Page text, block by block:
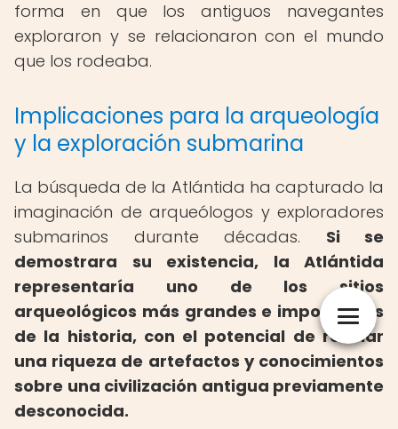
forma en que los antiguos navegantes
exploraron y se relacionaron con el mundo
que los rodeaba.
Implicaciones para la arqueología
y la exploración submarina
La búsqueda de la Atlántida ha capturado la
imaginación de arqueólogos y exploradores
submarinos durante décadas. Si se
demostrara su existencia, la Atlántida
representaría uno de los sitios
arqueológicos más grandes e importantes
de la historia, con el potencial de revelar
una riqueza de artefactos y conocimientos
sobre una civilización antigua previamente
desconocida.